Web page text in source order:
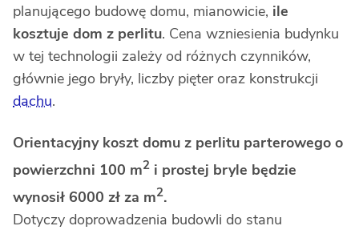
planującego budowę domu, mianowicie, ile
kosztuje dom z perlitu. Cena wzniesienia budynku
w tej technologii zależy od różnych czynników,
głównie jego bryły, liczby pięter oraz konstrukcji
dachu.
Orientacyjny koszt domu z perlitu parterowego o
powierzchni 100 m2 i prostej bryle będzie
wynosił 6000 zł za m2.
Dotyczy doprowadzenia budowli do stanu